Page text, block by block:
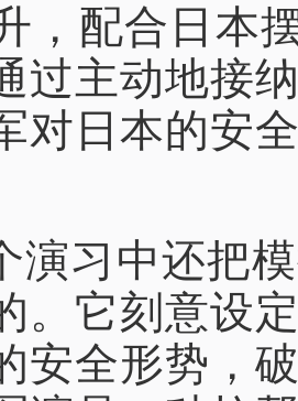
，配合日本
过主动地接
对日本的安
演习中还把
。它刻意设
安全形势，